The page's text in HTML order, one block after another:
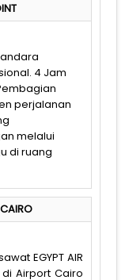
4 Jam
perjalanan
melalui
di ruang
EGYPT AIR
di Airport Cairo